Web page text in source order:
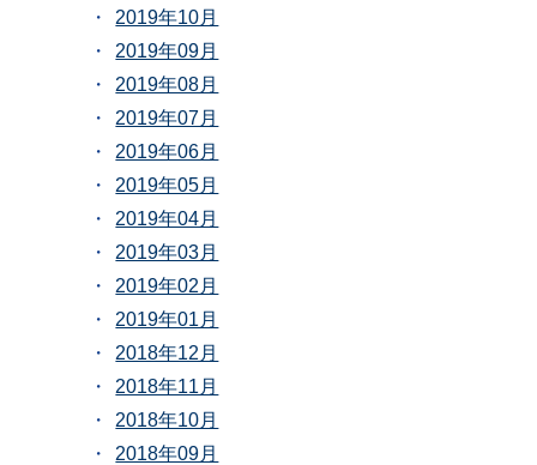
2019年10月
2019年09月
2019年08月
2019年07月
2019年06月
2019年05月
2019年04月
2019年03月
2019年02月
2019年01月
2018年12月
2018年11月
2018年10月
2018年09月